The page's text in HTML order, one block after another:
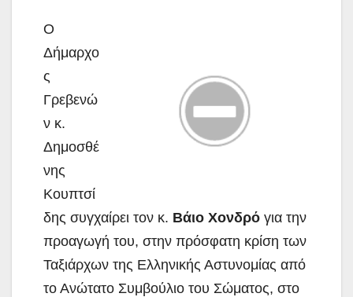
Ο
Δήμαρχο
ς
Γρεβενώ
ν κ.
Δημοσθέ
νης
Κουπτσί
δης συγχαίρει τον κ. Βάιο Χονδρό για την
προαγωγή του, στην πρόσφατη κρίση των
Ταξιάρχων της Ελληνικής Αστυνομίας από
το Ανώτατο Συμβούλιο του Σώματος, στο